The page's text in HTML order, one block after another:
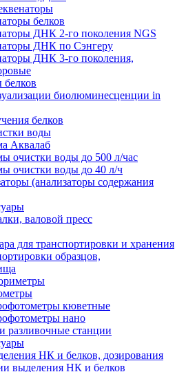
белков
ДНК 2-го поколения NGS
ДНК по Сэнгеру
ДНК 3-го поколения,
белков
биолюминесценции in
белков
воды
Аквалаб
очистки воды до 500 л/час
очистки воды до 40 л/ч
(анализаторы содержания
валовой пресс
для транспортировки и хранения
образцов,
кюветные
нано
разливочные станции
НК и белков, дозирования
выделения НК и белков